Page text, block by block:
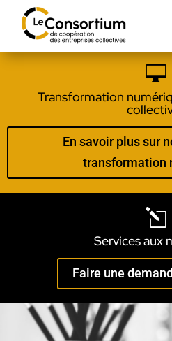

Transformation
En savoir plus sur
transformation
l
Services aux
Faire une